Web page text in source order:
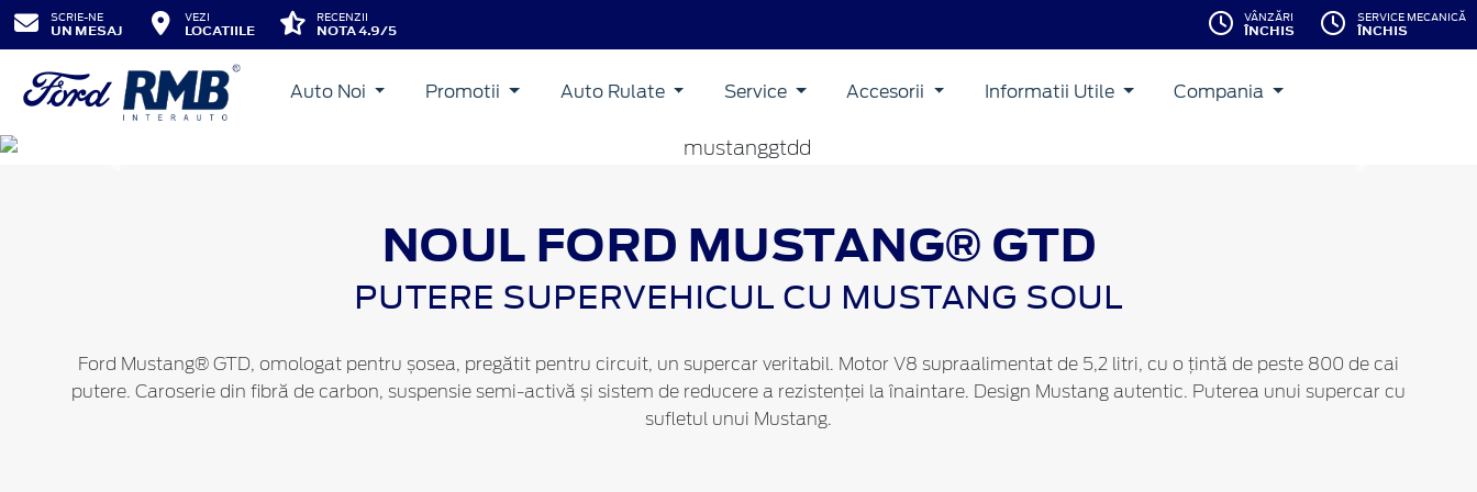
SCRIE-NE
UN MESAJ
VEZI
LOCATIILE
RECENZII
NOTA 4.9/5
VÂNZĂRI
ÎNCHIS
SERVICE MECANICĂ
ÎNCHIS
Auto Noi Promotii Auto Rulate Service Accesorii Informatii Utile Compania
NOUL FORD MUSTANG® GTD
PUTERE SUPERVEHICUL CU MUSTANG SOUL
Ford Mustang® GTD, omologat pentru șosea, pregătit pentru circuit, un supercar veritabil. Motor V8 supraalimentat de 5,2 litri, cu o țintă de peste 800 de cai
putere. Caroserie din fibră de carbon, suspensie semi-activă și sistem de reducere a rezistenței la înaintare. Design Mustang autentic. Puterea unui supercar cu
sufletul unui Mustang.